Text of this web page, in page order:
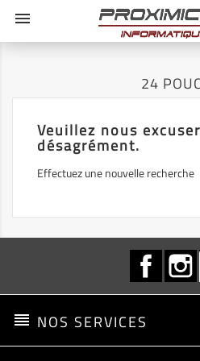
menu
24
Veuillez nous
désagrément.
Effectuez une nouvelle recherche
Facebook
reorder NOS SERVICES